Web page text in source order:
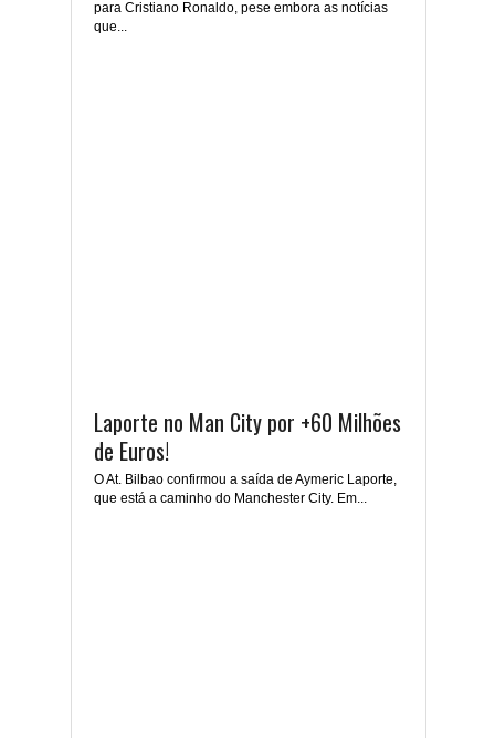
para Cristiano Ronaldo, pese embora as notícias
que...
Laporte no Man City por +60 Milhões
de Euros!
O At. Bilbao confirmou a saída de Aymeric Laporte,
que está a caminho do Manchester City. Em...